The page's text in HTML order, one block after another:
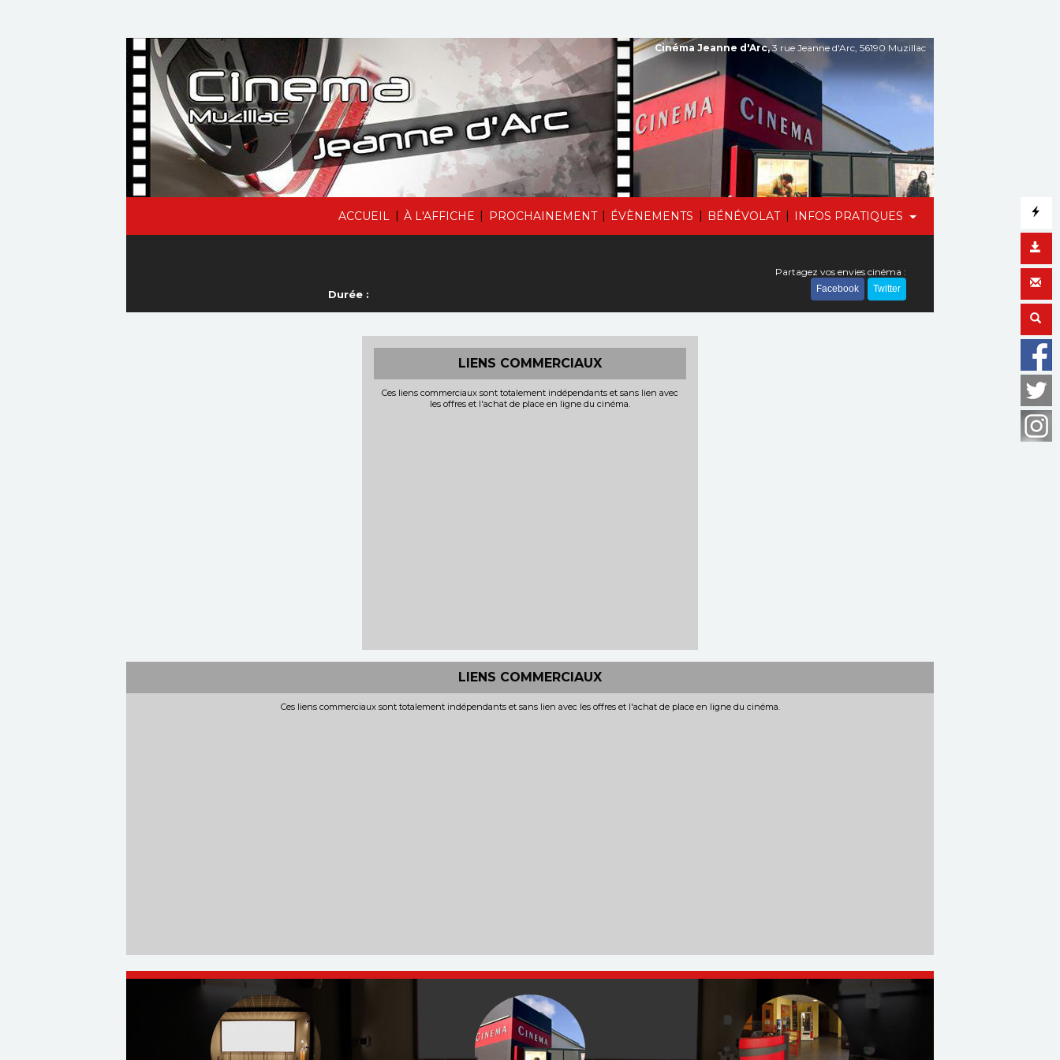
ACCUEIL | À L'AFFICHE | PROCHAINEMENT | ÉVÈNEMENTS | BÉNÉVOLAT | INFOS PRATIQUES
Cinéma Jeanne d'Arc,3 rue Jeanne d'Arc, 56190 Muzillac
Durée :
Partagez vos envies cinéma :
Facebook Twitter
LIENS COMMERCIAUX
Ces liens commerciaux sont totalement indépendants et sans lien avec
les offres et l'achat de place en ligne du cinéma.
LIENS COMMERCIAUX
Ces liens commerciaux sont totalement indépendants et sans lien avec les offres et l'achat de place en ligne du cinéma.